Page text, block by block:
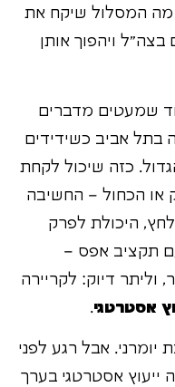
מה המסלול שיקח את
ויהפוך אותן
שמעטים מדברים
בתל אביב כשידידים
כזה שיכול לקחת
או הכחול – החשיבה
היכולת לפרק
עם תקציב אפס –
וליתר דיוק: לקריירה
אסטרטגי.
יומרני. אבל רגע לפני
אסטרטגי בערך